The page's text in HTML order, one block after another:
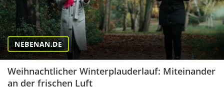
NEBENAN.DE
Weihnachtlicher Winterplauderlauf: Miteinander
an der frischen Luft